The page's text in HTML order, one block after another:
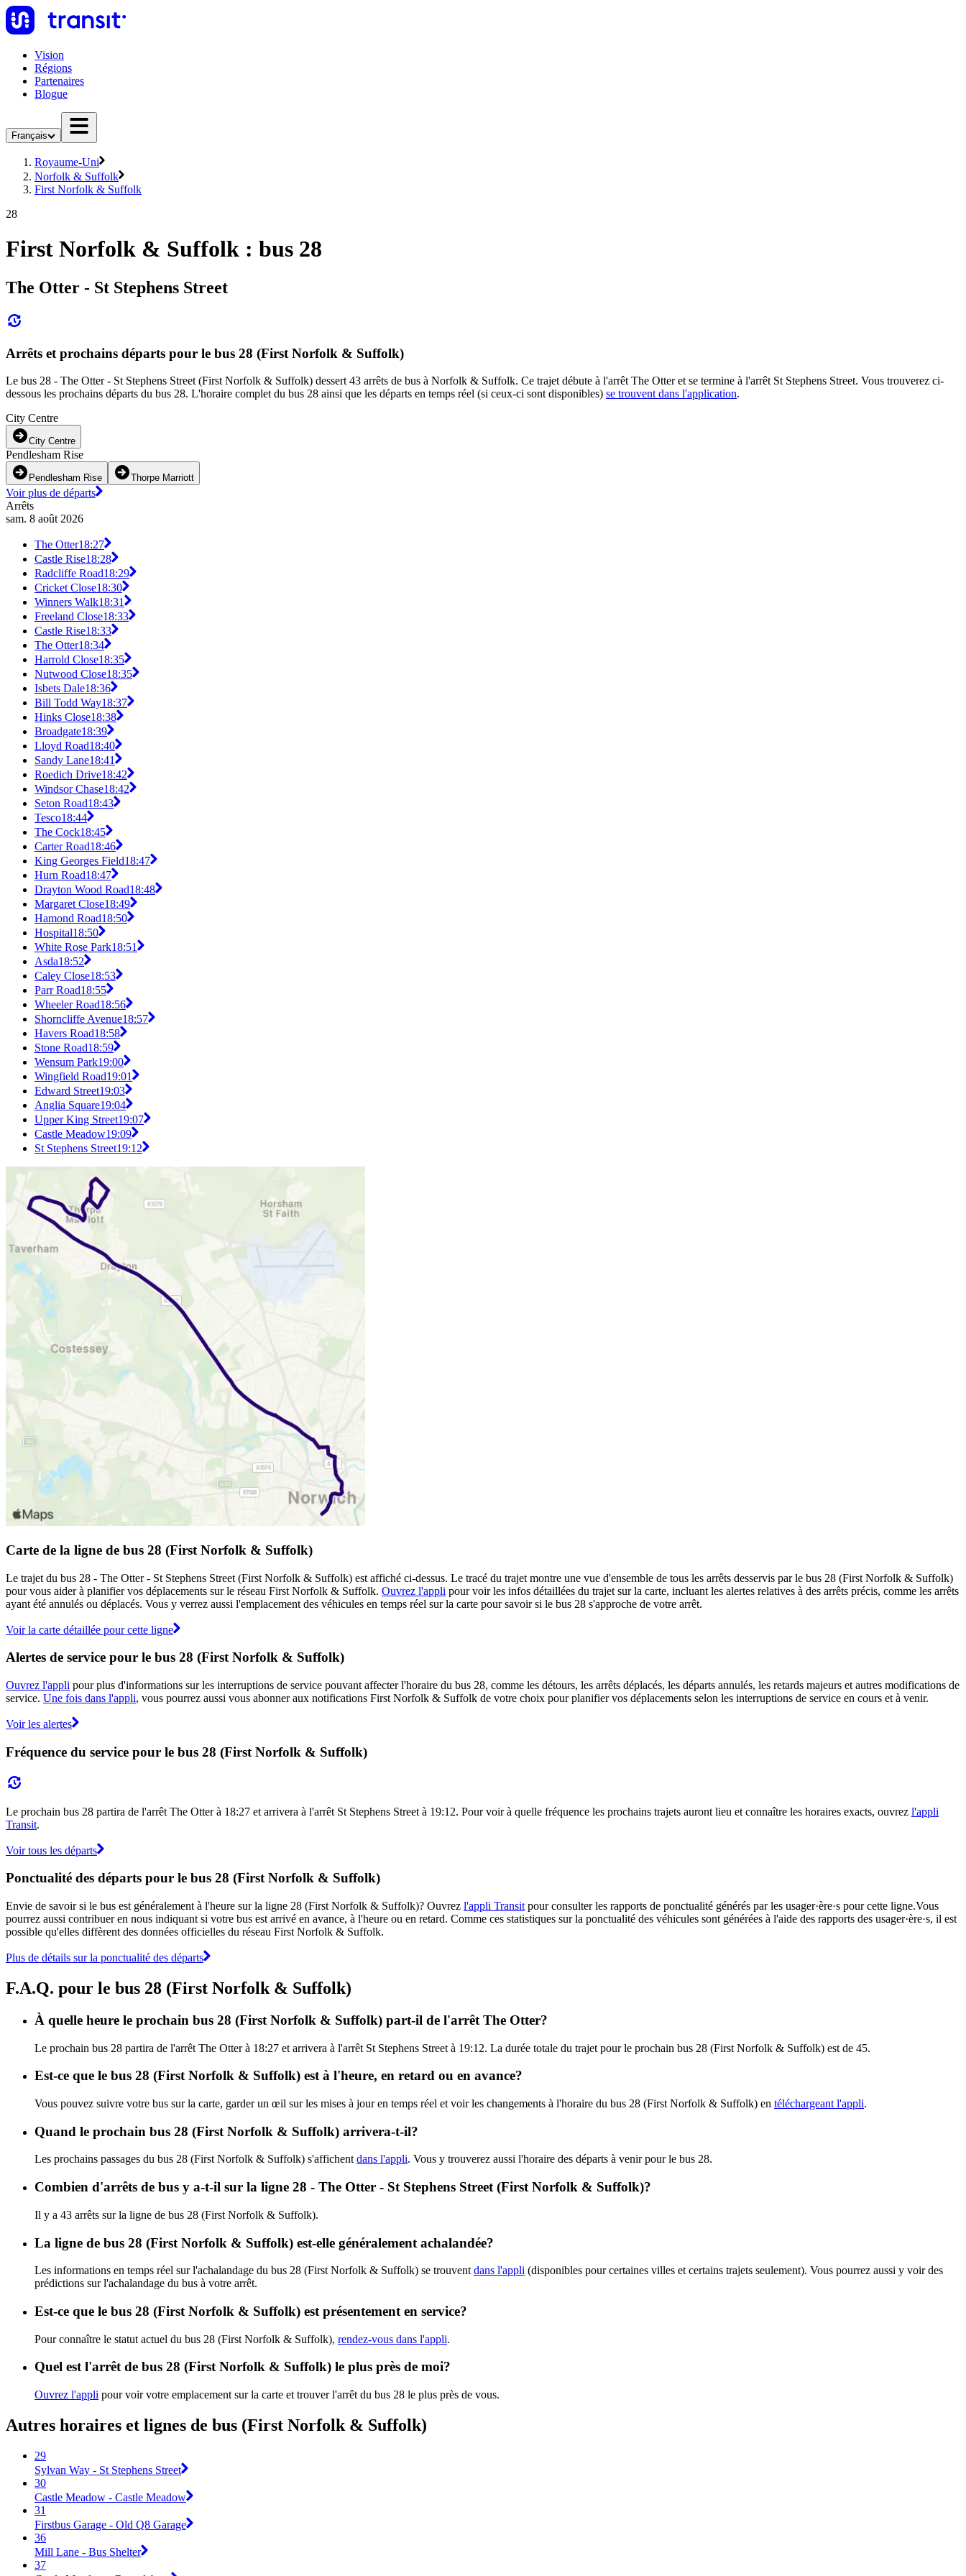
Vision
Régions
Partenaires
Blogue
Français
Royaume-Uni
Norfolk & Suffolk
First Norfolk & Suffolk
28
First Norfolk & Suffolk : bus 28
The Otter - St Stephens Street
Arrêts et prochains départs pour le bus 28 (First Norfolk & Suffolk)
Le bus 28 - The Otter - St Stephens Street (First Norfolk & Suffolk) dessert 43 arrêts de bus à Norfolk & Suffolk. Ce trajet débute à l'arrêt The Otter et se termine à l'arrêt St Stephens Street. Vous trouverez ci-
dessous les prochains départs du bus 28. L'horaire complet du bus 28 ainsi que les départs en temps réel (si ceux-ci sont disponibles) se trouvent dans l'application.
City Centre
City Centre
Pendlesham Rise
Pendlesham Rise Thorpe Marriott
Voir plus de départs
Arrêts
sam. 8 août 2026
The Otter18:27
Castle Rise18:28
Radcliffe Road18:29
Cricket Close18:30
Winners Walk18:31
Freeland Close18:33
Castle Rise18:33
The Otter18:34
Harrold Close18:35
Nutwood Close18:35
Isbets Dale18:36
Bill Todd Way18:37
Hinks Close18:38
Broadgate18:39
Lloyd Road18:40
Sandy Lane18:41
Roedich Drive18:42
Windsor Chase18:42
Seton Road18:43
Tesco18:44
The Cock18:45
Carter Road18:46
King Georges Field18:47
Hurn Road18:47
Drayton Wood Road18:48
Margaret Close18:49
Hamond Road18:50
Hospital18:50
White Rose Park18:51
Asda18:52
Caley Close18:53
Parr Road18:55
Wheeler Road18:56
Shorncliffe Avenue18:57
Havers Road18:58
Stone Road18:59
Wensum Park19:00
Wingfield Road19:01
Edward Street19:03
Anglia Square19:04
Upper King Street19:07
Castle Meadow19:09
St Stephens Street19:12
Carte de la ligne de bus 28 (First Norfolk & Suffolk)
Le trajet du bus 28 - The Otter - St Stephens Street (First Norfolk & Suffolk) est affiché ci-dessus. Le tracé du trajet montre une vue d'ensemble de tous les arrêts desservis par le bus 28 (First Norfolk & Suffolk)
pour vous aider à planifier vos déplacements sur le réseau First Norfolk & Suffolk. Ouvrez l'appli pour voir les infos détaillées du trajet sur la carte, incluant les alertes relatives à des arrêts précis, comme les arrêts
ayant été annulés ou déplacés. Vous y verrez aussi l'emplacement des véhicules en temps réel sur la carte pour savoir si le bus 28 s'approche de votre arrêt.
Voir la carte détaillée pour cette ligne
Alertes de service pour le bus 28 (First Norfolk & Suffolk)
Ouvrez l'appli pour plus d'informations sur les interruptions de service pouvant affecter l'horaire du bus 28, comme les détours, les arrêts déplacés, les départs annulés, les retards majeurs et autres modifications de
service. Une fois dans l'appli, vous pourrez aussi vous abonner aux notifications First Norfolk & Suffolk de votre choix pour planifier vos déplacements selon les interruptions de service en cours et à venir.
Voir les alertes
Fréquence du service pour le bus 28 (First Norfolk & Suffolk)
Le prochain bus 28 partira de l'arrêt The Otter à 18:27 et arrivera à l'arrêt St Stephens Street à 19:12. Pour voir à quelle fréquence les prochains trajets auront lieu et connaître les horaires exacts, ouvrez l'appli
Transit.
Voir tous les départs
Ponctualité des départs pour le bus 28 (First Norfolk & Suffolk)
Envie de savoir si le bus est généralement à l'heure sur la ligne 28 (First Norfolk & Suffolk)? Ouvrez l'appli Transit pour consulter les rapports de ponctualité générés par les usager·ère·s pour cette ligne.Vous
pourrez aussi contribuer en nous indiquant si votre bus est arrivé en avance, à l'heure ou en retard. Comme ces statistiques sur la ponctualité des véhicules sont générées à l'aide des rapports des usager·ère·s, il est
possible qu'elles diffèrent des données officielles du réseau First Norfolk & Suffolk.
Plus de détails sur la ponctualité des départs
F.A.Q. pour le bus 28 (First Norfolk & Suffolk)
À quelle heure le prochain bus 28 (First Norfolk & Suffolk) part-il de l'arrêt The Otter?
Le prochain bus 28 partira de l'arrêt The Otter à 18:27 et arrivera à l'arrêt St Stephens Street à 19:12. La durée totale du trajet pour le prochain bus 28 (First Norfolk & Suffolk) est de 45.
Est-ce que le bus 28 (First Norfolk & Suffolk) est à l'heure, en retard ou en avance?
Vous pouvez suivre votre bus sur la carte, garder un œil sur les mises à jour en temps réel et voir les changements à l'horaire du bus 28 (First Norfolk & Suffolk) en téléchargeant l'appli.
Quand le prochain bus 28 (First Norfolk & Suffolk) arrivera-t-il?
Les prochains passages du bus 28 (First Norfolk & Suffolk) s'affichent dans l'appli. Vous y trouverez aussi l'horaire des départs à venir pour le bus 28.
Combien d'arrêts de bus y a-t-il sur la ligne 28 - The Otter - St Stephens Street (First Norfolk & Suffolk)?
Il y a 43 arrêts sur la ligne de bus 28 (First Norfolk & Suffolk).
La ligne de bus 28 (First Norfolk & Suffolk) est-elle généralement achalandée?
Les informations en temps réel sur l'achalandage du bus 28 (First Norfolk & Suffolk) se trouvent dans l'appli (disponibles pour certaines villes et certains trajets seulement). Vous pourrez aussi y voir des
prédictions sur l'achalandage du bus à votre arrêt.
Est-ce que le bus 28 (First Norfolk & Suffolk) est présentement en service?
Pour connaître le statut actuel du bus 28 (First Norfolk & Suffolk), rendez-vous dans l'appli.
Quel est l'arrêt de bus 28 (First Norfolk & Suffolk) le plus près de moi?
Ouvrez l'appli pour voir votre emplacement sur la carte et trouver l'arrêt du bus 28 le plus près de vous.
Autres horaires et lignes de bus (First Norfolk & Suffolk)
29
Sylvan Way - St Stephens Street
30
Castle Meadow - Castle Meadow
31
Firstbus Garage - Old Q8 Garage
36
Mill Lane - Bus Shelter
37